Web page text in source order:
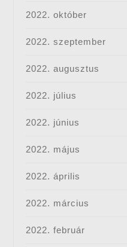
2022. október
2022. szeptember
2022. augusztus
2022. július
2022. június
2022. május
2022. április
2022. március
2022. február